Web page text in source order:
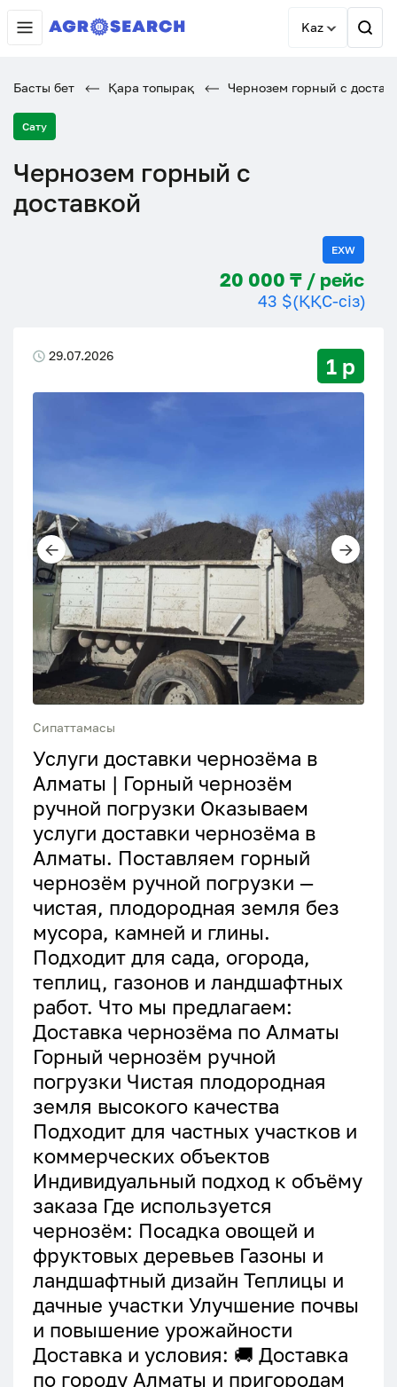
Kaz
Басты бет Қара топырақ Чернозем горный с
Сату
Чернозем горный с
доставкой
EXW
20 000 ₸ / рейс
43 $(ҚҚС-сіз)
29.07.2026 1 р
Сипаттамасы
Услуги доставки чернозёма в
Алматы | Горный чернозём
ручной погрузки Оказываем
услуги доставки чернозёма в
Алматы. Поставляем горный
чернозём ручной погрузки —
чистая, плодородная земля без
мусора, камней и глины.
Подходит для сада, огорода,
теплиц, газонов и ландшафтных
работ. Что мы предлагаем:
Доставка чернозёма по Алматы
Горный чернозём ручной
погрузки Чистая плодородная
земля высокого качества
Подходит для частных участков и
коммерческих объектов
Индивидуальный подход к объёму
заказа Где используется
чернозём: Посадка овощей и
фруктовых деревьев Газоны и
ландшафтный дизайн Теплицы и
дачные участки Улучшение почвы
и повышение урожайности
Доставка и условия: 🚚 Доставка
по городу Алматы и пригородам